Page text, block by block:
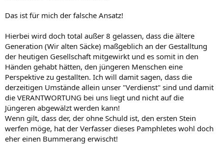
Das ist für mich der falsche Ansatz!
Hierbei wird doch total außer 8 gelassen, dass die ältere
Generation (Wir alten Säcke) maßgeblich an der Gestalltung
der heutigen Gesellschaft mitgewirkt und es somit in den
Händen gehabt hätten, den jüngeren Menschen eine
Perspektive zu gestallten. Ich will damit sagen, dass die
derzeitigen Umstände allein unser "Verdienst" sind und damit
die VERANTWORTUNG bei uns liegt und nicht auf die
Jüngeren abgewälzt werden kann!
Wenn gilt, dass der, der ohne Schuld ist, den ersten Stein
werfen möge, hat der Verfasser dieses Pamphletes wohl doch
eher einen Bummerang erwischt!